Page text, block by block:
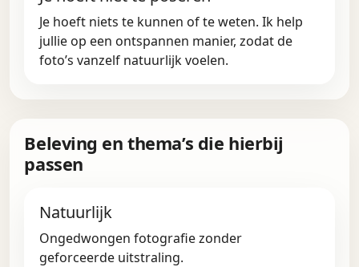
Je hoeft niets te kunnen of te weten. Ik help
jullie op een ontspannen manier, zodat de
foto’s vanzelf natuurlijk voelen.
Beleving en thema’s die hierbij
passen
Natuurlijk
Ongedwongen fotografie zonder
geforceerde uitstraling.